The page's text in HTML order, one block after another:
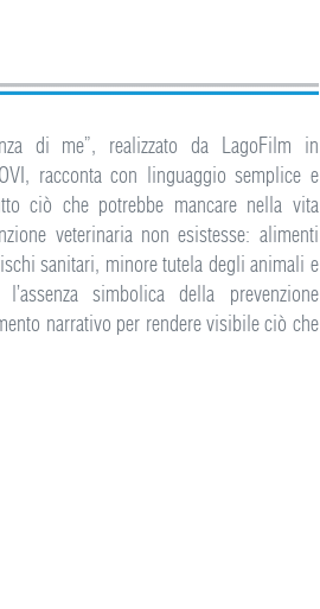
di me”, realizzato da LagoFilm in
racconta con linguaggio semplice e
ciò che potrebbe mancare nella vita
veterinaria non esistesse: alimenti
sanitari, minore tutela degli animali e
l’assenza simbolica della prevenzione
narrativo per rendere visibile ciò che